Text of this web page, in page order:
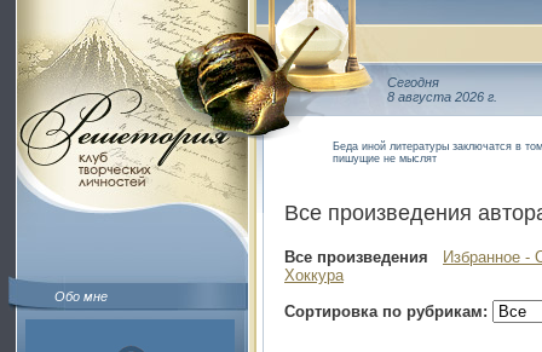
Обо мне
Сегодня
8 августа 2026 г.
Беда иной литературы заключатся в
пишущие не мыслят
Все произведения
Все произведения
Избранное -
Хоккура
Сортировка по рубрикам: